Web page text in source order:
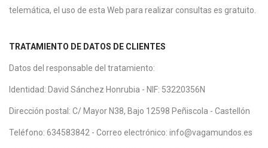
telemática, el uso de esta Web para realizar consultas es gratuito.
TRATAMIENTO DE DATOS DE CLIENTES
Datos del responsable del tratamiento:
Identidad: David Sánchez Honrubia - NIF: 53220356N
Dirección postal: C/ Mayor N38, Bajo 12598 Peñiscola - Castellón
Teléfono: 634583842 - Correo electrónico: info@vagamundos.es